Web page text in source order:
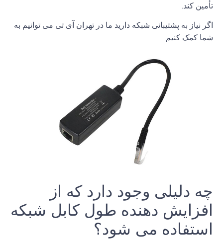
تأمین کند.
اگر نیاز به پشتیبانی شبکه دارید ما در تهران آی تی می توانیم به
شما کمک کنیم.
چه دلیلی وجود دارد که از
افزایش دهنده طول کابل شبکه
استفاده می شود؟